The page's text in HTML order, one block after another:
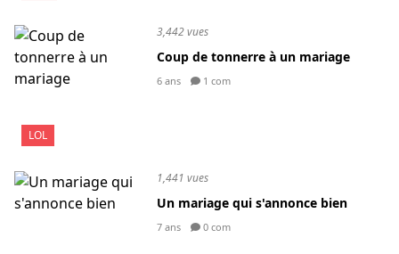
LOL
3,442 vues
Coup de tonnerre à un mariage
6 ans 1 com
1,441 vues
Un mariage qui s'annonce bien
7 ans 0 com